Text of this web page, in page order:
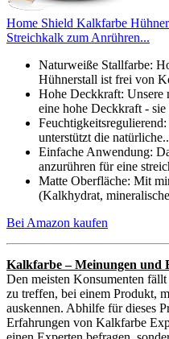
Home Shield Kalkfarbe
Streichkalk zum Anrühren...
Naturweiße Stallfarbe:
Hühnerstall ist frei von
Hohe Deckkraft: Unsere
eine hohe Deckkraft - sie
unterstützt die
Einfache Anwendung:
anzurühren für eine
Matte Oberfläche: Mit
(Kalkhydrat,
Bei Amazon kaufen
Kalkfarbe – Meinungen und
Den meisten Konsumenten
zu treffen, bei einem Produkt,
auskennen. Abhilfe für dieses
Erfahrungen von Kalkfarbe